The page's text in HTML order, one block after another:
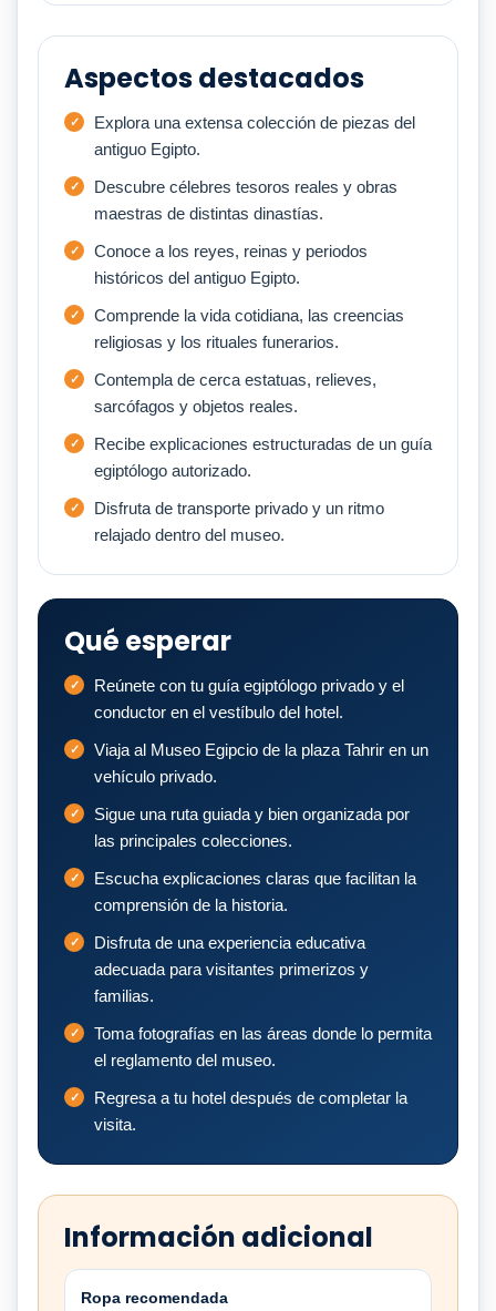
Aspectos destacados
Explora una extensa colección de piezas del
antiguo Egipto.
Descubre célebres tesoros reales y obras
maestras de distintas dinastías.
Conoce a los reyes, reinas y periodos
históricos del antiguo Egipto.
Comprende la vida cotidiana, las creencias
religiosas y los rituales funerarios.
Contempla de cerca estatuas, relieves,
sarcófagos y objetos reales.
Recibe explicaciones estructuradas de un guía
egiptólogo autorizado.
Disfruta de transporte privado y un ritmo
relajado dentro del museo.
Qué esperar
Reúnete con tu guía egiptólogo privado y el
conductor en el vestíbulo del hotel.
Viaja al Museo Egipcio de la plaza Tahrir en un
vehículo privado.
Sigue una ruta guiada y bien organizada por
las principales colecciones.
Escucha explicaciones claras que facilitan la
comprensión de la historia.
Disfruta de una experiencia educativa
adecuada para visitantes primerizos y
familias.
Toma fotografías en las áreas donde lo permita
el reglamento del museo.
Regresa a tu hotel después de completar la
visita.
Información adicional
Ropa recomendada